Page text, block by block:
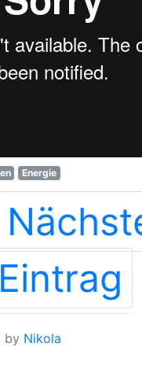
Energie
Eintrag
by Nikola